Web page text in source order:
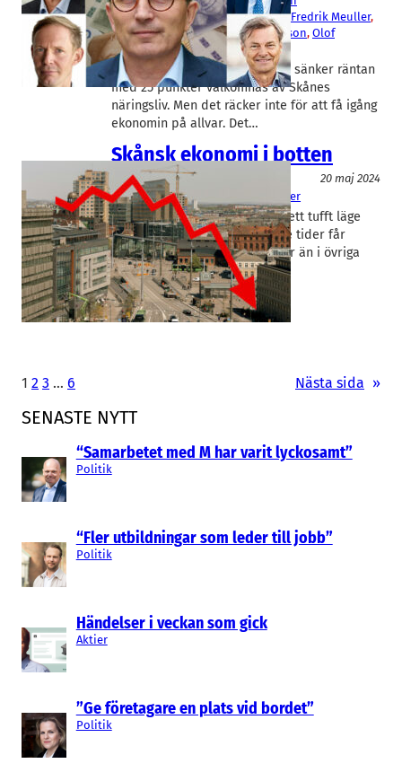
SENASTE NYTT
“Samarbetet med M har varit lyckosamt”
Politik
“Fler utbildningar som leder till jobb”
Politik
Händelser i veckan som gick
Aktier
”Ge företagare en plats vid bordet”
Politik
Andreas Rylander, Björn Ovander, Fredrik Meuller
Fredrik Olsson, Hermann Haraldsson, Olof
Andersson, Per Bertland
Dagens besked att Riksbanken sänker räntan
med 25 punkter välkomnas av Skånes
näringsliv. Men det räcker inte för att få igång
ekonomin på allvar. Det…
Skånsk ekonomi i botten
Konjunktur
20 maj 2024
Sparbanken Skåne
Björn Ovander
Skånsk ekonomi befinner sig i ett tufft läge
och den som hoppas på bättre tider får
vänta. Arbetslösheten ökar mer än i övriga
landet, byggandet…
1 2 3 … 6 Nästa sida »